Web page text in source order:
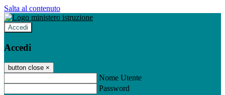
Salta al contenuto
Accedi
Accedi
button close ×
Nome Utente
Password